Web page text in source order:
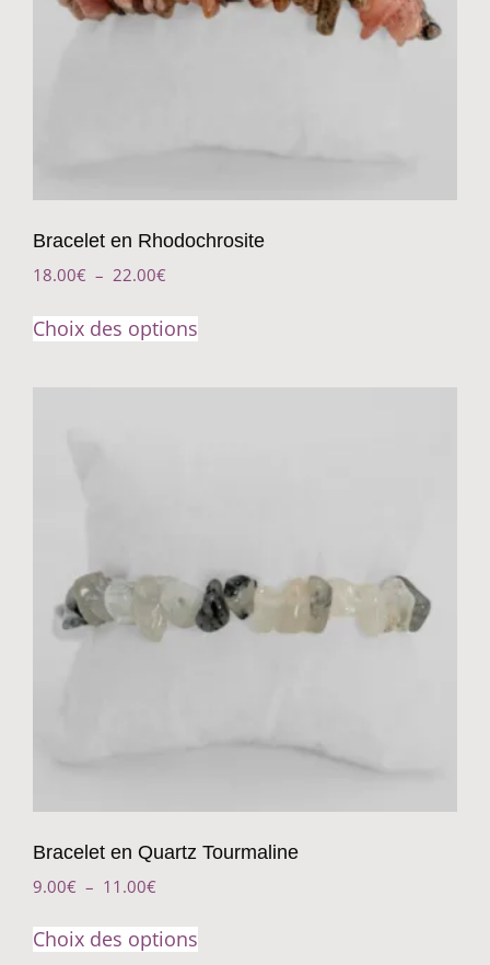
Bracelet en Rhodochrosite
18.00€ – 22.00€
Choix des options
Bracelet en Quartz Tourmaline
9.00€ – 11.00€
Choix des options